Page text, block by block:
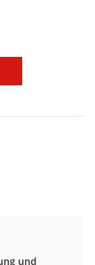
und